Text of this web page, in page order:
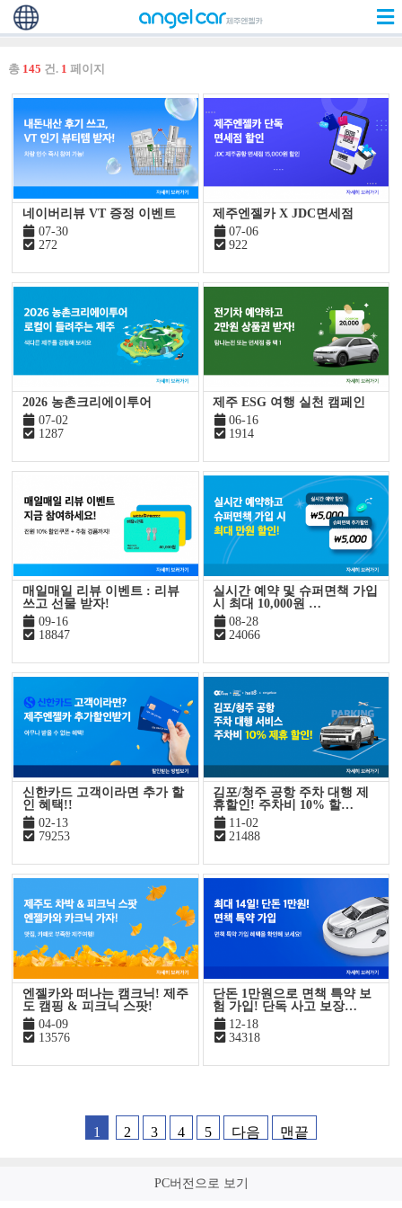
총 145 건. 1 페이지
네이버리뷰 VT 증정 이벤트
07-30
272
제주엔젤카 X JDC면세점
07-06
922
2026 농촌크리에이투어
07-02
1287
제주 ESG 여행 실천 캠페인
06-16
1914
매일매일 리뷰 이벤트 : 리뷰
쓰고 선물 받자!
09-16
18847
실시간 예약 및 슈퍼면책 가입
시 최대 10,000원 …
08-28
24066
신한카드 고객이라면 추가 할
인 혜택!!
02-13
79253
김포/청주 공항 주차 대행 제
휴할인! 주차비 10% 할…
11-02
21488
엔젤카와 떠나는 캠크닉! 제주
도 캠핑 & 피크닉 스팟!
04-09
13576
단돈 1만원으로 면책 특약 보
험 가입! 단독 사고 보장…
12-18
34318
1 2 3 4 5 다음 맨끝
PC버전으로 보기